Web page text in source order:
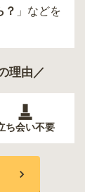
？ 」などを
理由／
ち会い不要